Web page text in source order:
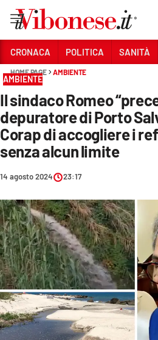
Sezioni
CRONACA
POLITICA
SANITÀ
AMBIENTE
SOCIETÀ
CULTURA
ECONOMIA E LAVORO
EVENTI
SPORT
CRONACA POLITICA SANITÀ
HOME PAGE AMBIENTE
AMBIENTE
Il sindaco Romeo
depuratore di Porto
Corap di accogliere i
senza alcun limite
14 agosto 2024 23:17